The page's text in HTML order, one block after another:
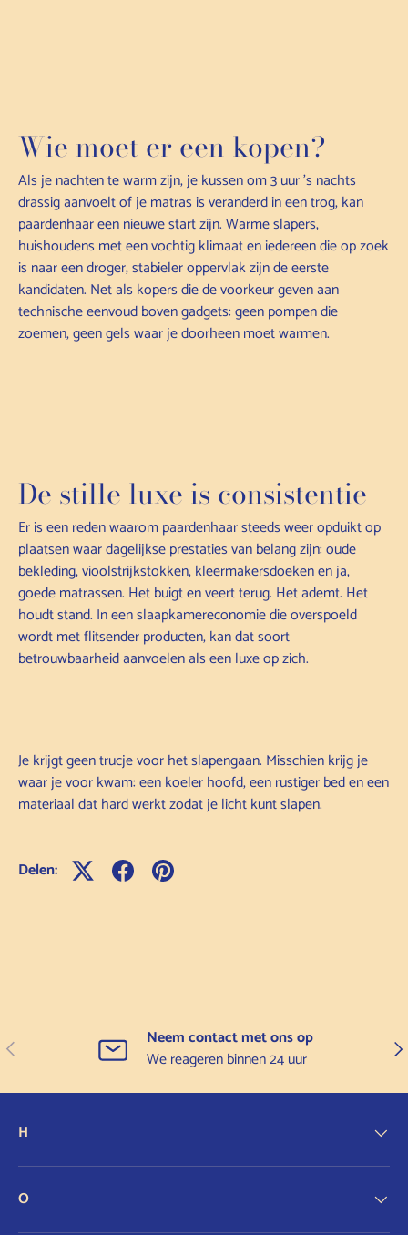
Wie moet er een kopen?
Als je nachten te warm zijn, je kussen om 3 uur 's nachts
drassig aanvoelt of je matras is veranderd in een trog, kan
paardenhaar een nieuwe start zijn. Warme slapers,
huishoudens met een vochtig klimaat en iedereen die op zoek
is naar een droger, stabieler oppervlak zijn de eerste
kandidaten. Net als kopers die de voorkeur geven aan
technische eenvoud boven gadgets: geen pompen die
zoemen, geen gels waar je doorheen moet warmen.
De stille luxe is consistentie
Er is een reden waarom paardenhaar steeds weer opduikt op
plaatsen waar dagelijkse prestaties van belang zijn: oude
bekleding, vioolstrijkstokken, kleermakersdoeken en ja,
goede matrassen. Het buigt en veert terug. Het ademt. Het
houdt stand. In een slaapkamereconomie die overspoeld
wordt met flitsender producten, kan dat soort
betrouwbaarheid aanvoelen als een luxe op zich.
Je krijgt geen trucje voor het slapengaan. Misschien krijg je
waar je voor kwam: een koeler hoofd, een rustiger bed en een
materiaal dat hard werkt zodat je licht kunt slapen.
Delen:
Vorige
Neem contact met ons op
We reageren binnen 24 uur
H
O